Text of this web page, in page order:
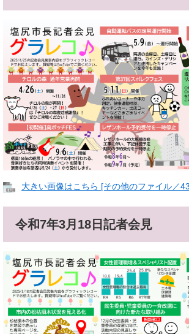
大きい画像はこちら [その他のファイル／
令和7年3月18日記者会見